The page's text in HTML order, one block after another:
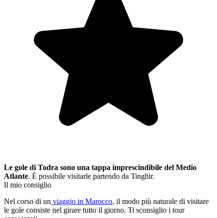
Le gole di Todra sono una tappa imprescindibile del Medio
Atlante. È possibile visitarle partendo da Tinghir.
Il mio consiglio
Nel corso di un viaggio in Marocco, il modo più naturale di visitare
le gole consiste nel girare tutto il giorno. Ti sconsiglio i tour